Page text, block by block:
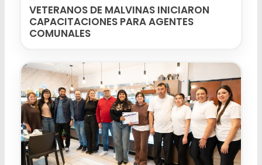
VETERANOS DE MALVINAS INICIARON
CAPACITACIONES PARA AGENTES
COMUNALES